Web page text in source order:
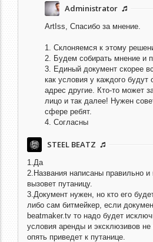
Administrator
ArtIss, Спасибо за мнение.
1. Склоняемся к этому
2. Будем собирать мнение и
3. Единый документ скорее
как условия у каждого
адрес другие. Кто-то может
лицо и так далее! Нужен
сфере ребят.
4. Согласны
STEEL BEATZ
1.Да
2.Названия написаны правильно и
вызовет путаницу.
3.Документ нужен, но кто его
либо сам битмейкер, если
beatmaker.tv то надо будет
условия аренды и эксклюзивов не
опять приведет к путанице.